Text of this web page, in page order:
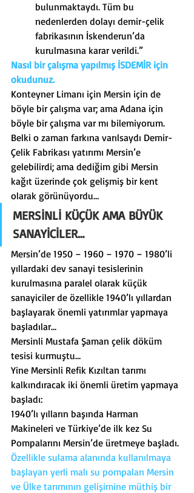
bulunmaktaydı. Tüm bu
nedenlerden dolayı demir-çelik
fabrikasının İskenderun’da
kurulmasına karar verildi.”
Nasıl bir çalışma yapılmış İSDEMİR için
okudunuz.
Konteyner Limanı için Mersin için de
böyle bir çalışma var; ama Adana için
böyle bir çalışma var mı bilemiyorum.
Belki o zaman farkına varılsaydı Demir-
Çelik Fabrikası yatırımı Mersin’e
gelebilirdi; ama dediğim gibi Mersin
kağıt üzerinde çok gelişmiş bir kent
olarak görünüyordu…
MERSİNLİ KÜÇÜK AMA BÜYÜK
SANAYİCİLER…
Mersin’de 1950 – 1960 – 1970 – 1980’li
yıllardaki dev sanayi tesislerinin
kurulmasına paralel olarak küçük
sanayiciler de özellikle 1940’lı yıllardan
başlayarak önemli yatırımlar yapmaya
başladılar…
Mersinli Mustafa Şaman çelik döküm
tesisi kurmuştu…
Yine Mersinli Refik Kızıltan tarımı
kalkındıracak iki önemli üretim yapmaya
başladı:
1940’lı yılların başında Harman
Makineleri ve Türkiye’de ilk kez Su
Pompalarını Mersin’de üretmeye başladı.
Özellikle sulama alanında kullanılmaya
başlayan yerli malı su pompaları Mersin
ve Ülke tarımının gelişimine müthiş bir